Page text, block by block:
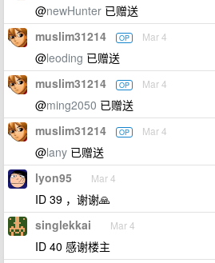
@newHunter 已赠送
muslim31214 OP Mar 4
@leoding 已赠送
muslim31214 OP Mar 4
@ming2050 已赠送
muslim31214 OP Mar 4
@lany 已赠送
lyon95 Mar 4
ID 39 ，谢谢🙏
singlekkai Mar 4
ID 40 感谢楼主